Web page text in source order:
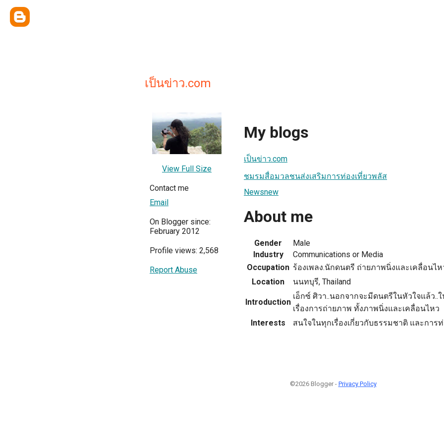
เป็นข่าว.com
View Full Size
Contact me
Email
On Blogger since:
February 2012
Profile views: 2,568
Report Abuse
My blogs
เป็นข่าว.com
ชมรมสื่อมวลชนส่งเสริมการท่องเที่ยวพลัส
Newsnew
About me
Gender
Male
Industry
Communications or Media
Occupation ร้องเพลง.นักดนตรี ถ่ายภาพนิ่งและเคลื่อนไห
Location
นนทบุรี, Thailand
Introduction
เอ็กซ์ ศิวา..นอกจากจะมีดนตรีในหัวใจแล้ว
เรื่องการถ่ายภาพ ทั้งภาพนิ่งและเคลื่อนไหว
Interests
สนใจในทุกเรื่องเกี่ยวกับธรรมชาติ และการท่
©2026 Blogger - Privacy Policy